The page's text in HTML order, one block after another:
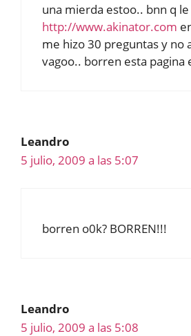
una mierda estoo.. bnn q
http://www.akinator.com
me hizo 30 preguntas y no
vagoo.. borren esta pagina
Leandro
5 julio, 2009 a las 5:07
borren o0k? BORREN!!!
Leandro
5 julio, 2009 a las 5:08